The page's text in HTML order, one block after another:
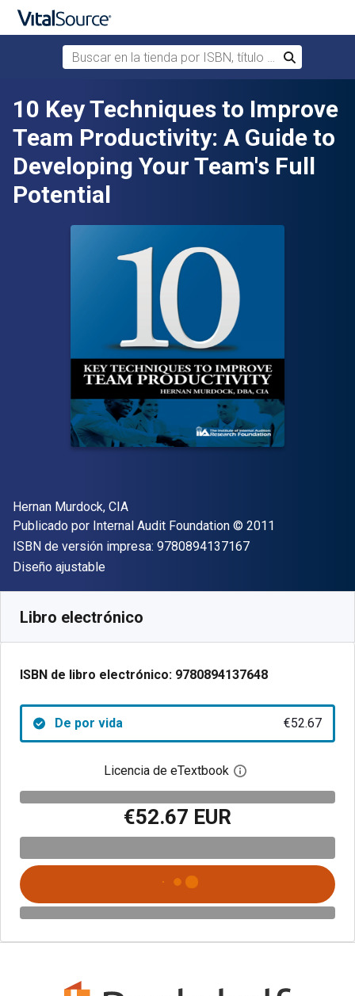
Saltar al contenido principal
Buscar en la tienda por ISBN, título o autor
Buscar
10 Key Techniques to Improve
Team Productivity: A Guide to
Developing Your Team's Full
Potential
Autor(es)
Hernan Murdock, CIA
Editorial
Publicado por Internal Audit Foundation Copyright
© 2011
ISBN de versión impresa: 9780894137167"ISBN-13
Formato
Diseño ajustable
Libro electrónico
ISBN de libro electrónico: 9780894137648
De por vida €52.67
Licencia de eTextbook Abre el cuadro de
€52.67 EUR